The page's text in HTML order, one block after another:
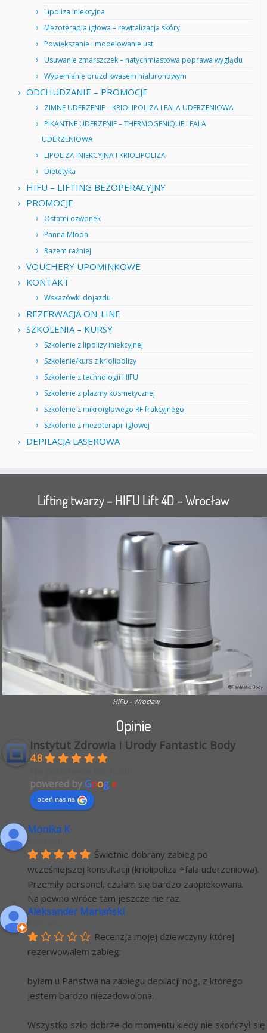
Lipoliza iniekcyjna
Mezoterapia igłowa – rewitalizacja skóry
Powiększanie i modelowanie ust
Usuwanie zmarszczek – natychmiastowa poprawa wyglądu
Wypełnianie bruzd kwasem hialuronowym
ODCHUDZANIE – PROMOCJE
ZIMNE UDERZENIE – KRIOLIPOLIZA I FALA UDERZENIOWA
PIKANTNE UDERZENIE – THERMOGENIQUE I FALA
UDERZENIOWA
LIPOLIZA INIEKCYJNA I KRIOLIPOLIZA
Dietetyka
HIFU – LIFTING BEZOPERACYJNY
PROMOCJE
Ostatni dzwonek
Panna Młoda
Razem raźniej
VOUCHERY UPOMINKOWE
KONTAKT
Wskazówki dojazdu
REZERWACJA ON-LINE
SZKOLENIA – KURSY
Szkolenie z lipolizy iniekcyjnej
Szkolenie/kurs z kriolipolizy
Szkolenie z technologii HIFU
Szkolenie z plazmy kosmetycznej
Szkolenie z mikroigłowego RF frakcyjnego
Szkolenie z mezoterapii igłowej
DEPILACJA LASEROWA
Lifting twarzy – HIFU Lift 4D – Wrocław
HIFU - Wrocław
Opinie
Instytut Zdrowia i Urody Fantastic Body
4.8
powered byGoogle
oceń nas na
Monika K
Świetnie dobrany zabieg po
wcześniejszej konsultacji (kriolipoliza +fala uderzeniowa).
Przemiły personel, czułam się bardzo zaopiekowana.
Na pewno wróce tam jeszcze nie raz.
Aleksander Mariański
Recenzja mojej dziewczyny której
rezerwowalem zabieg:
byłam u Państwa na zabiegu depilacji nóg, z którego
jestem bardzo niezadowolona.
Wszystko szło dobrze do momentu kiedy nie skończył się